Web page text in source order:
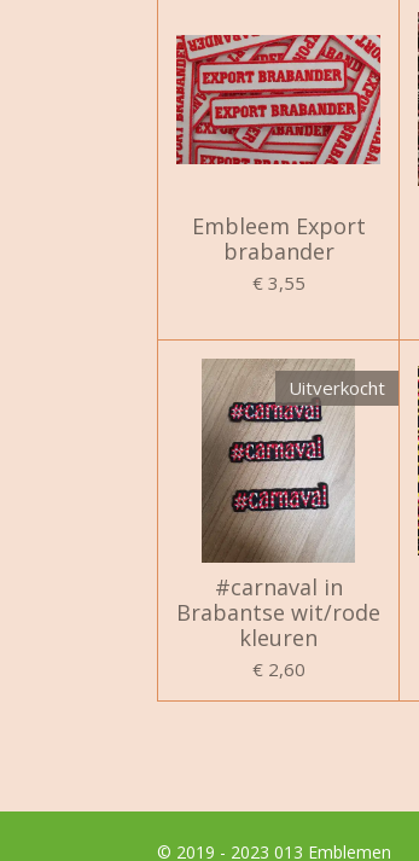
Embleem Export
brabander
€ 3,55
Uitverkocht
#carnaval in
Brabantse wit/rode
kleuren
€ 2,60
© 2019 - 2023 013 Emblemen